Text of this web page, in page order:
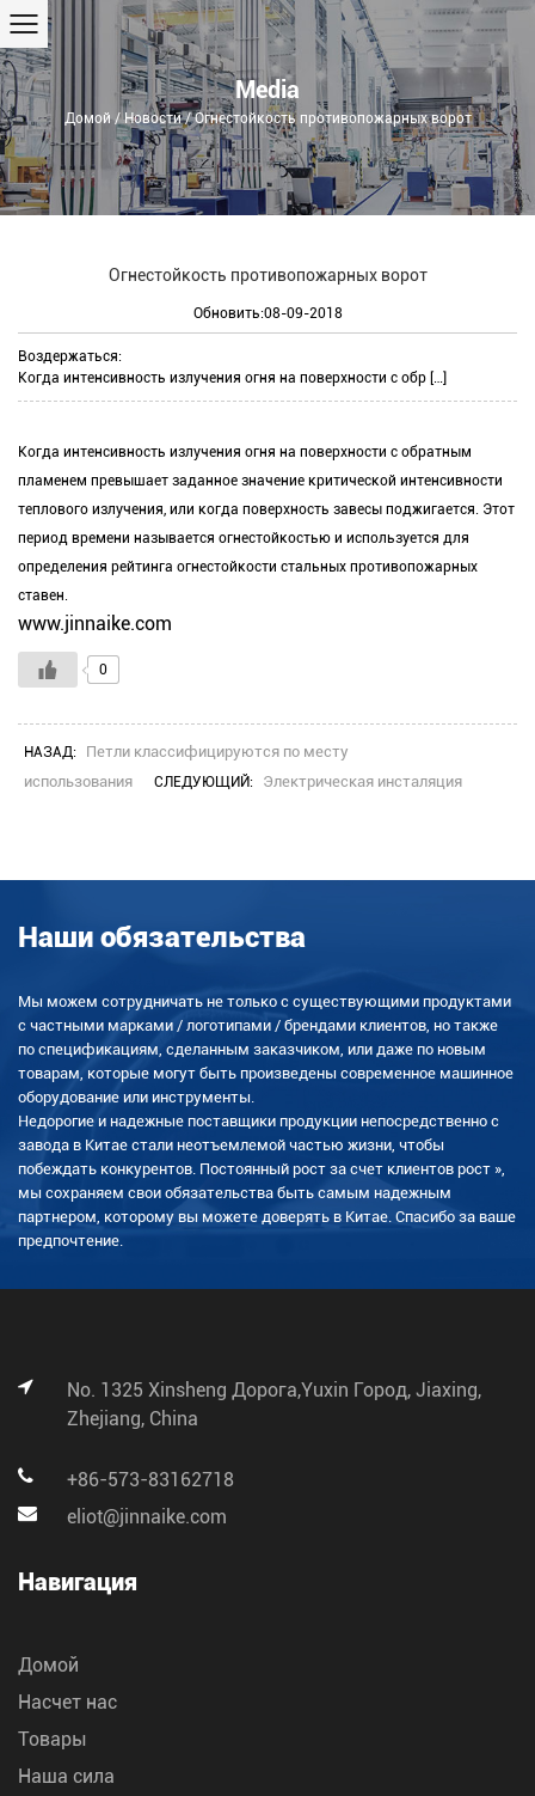
Media
Домой/Новости/Огнестойкость противопожарных ворот
Огнестойкость противопожарных ворот
Обновить:08-09-2018
Воздержаться:
Когда интенсивность излучения огня на поверхности с обр […]
Когда интенсивность излучения огня на поверхности с обратным
пламенем превышает заданное значение критической интенсивности
теплового излучения, или когда поверхность завесы поджигается. Этот
период времени называется огнестойкостью и используется для
определения рейтинга огнестойкости стальных противопожарных
ставен.
www.jinnaike.com
0
НАЗАД:
Петли классифицируются по месту
использования СЛЕДУЮЩИЙ: Электрическая инсталяция
Наши обязательства
Мы можем сотрудничать не только с существующими продуктами
с частными марками / логотипами / брендами клиентов, но также
по спецификациям, сделанным заказчиком, или даже по новым
товарам, которые могут быть произведены современное машинное
оборудование или инструменты.
Недорогие и надежные поставщики продукции непосредственно с
завода в Китае стали неотъемлемой частью жизни, чтобы
побеждать конкурентов. Постоянный рост за счет клиентов рост »,
мы сохраняем свои обязательства быть самым надежным
партнером, которому вы можете доверять в Китае. Спасибо за ваше
предпочтение.
No. 1325 Xinsheng Дорога,Yuxin Город, Jiaxing,
Zhejiang, China
+86-573-83162718
eliot@jinnaike.com
Навигация
Домой
Насчет нас
Товары
Наша сила